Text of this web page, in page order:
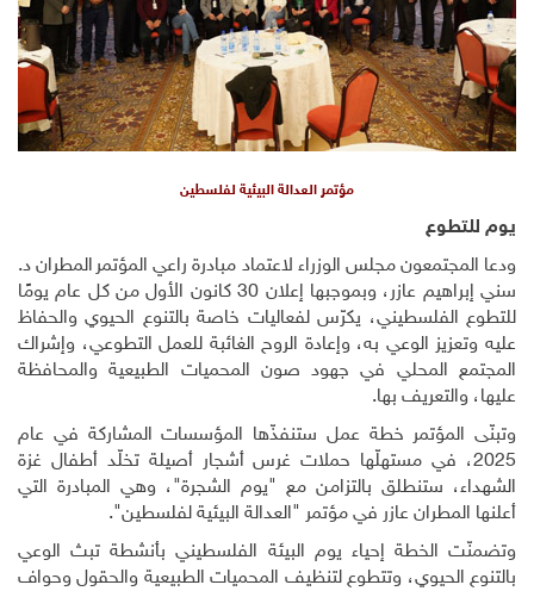
مؤتمر العدالة البيئية لفلسطين
يوم للتطوع
ودعا المجتمعون مجلس الوزراء لاعتماد مبادرة راعي المؤتمر المطران د.
سني إبراهيم عازر، وبموجبها إعلان 30 كانون الأول من كل عام يومًا
للتطوع الفلسطيني، يكرّس لفعاليات خاصة بالتنوع الحيوي والحفاظ
عليه وتعزيز الوعي به، وإعادة الروح الغائبة للعمل التطوعي، وإشراك
المجتمع المحلي في جهود صون المحميات الطبيعية والمحافظة
عليها، والتعريف بها.
وتبنّى المؤتمر خطة عمل ستنفذّها المؤسسات المشاركة في عام
2025، في مستهلّها حملات غرس أشجار أصيلة تخلّد أطفال غزة
الشهداء، ستنطلق بالتزامن مع "يوم الشجرة"، وهي المبادرة التي
أعلنها المطران عازر في مؤتمر "العدالة البيئية لفلسطين".
وتضمنّت الخطة إحياء يوم البيئة الفلسطيني بأنشطة تبث الوعي
بالتنوع الحيوي، وتتطوع لتنظيف المحميات الطبيعية والحقول وحواف